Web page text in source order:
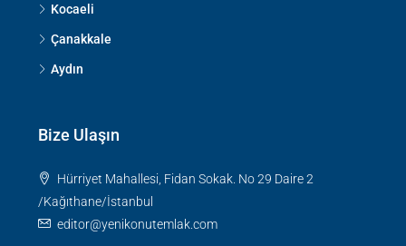
Kocaeli
Çanakkale
Aydın
Bize Ulaşın
Hürriyet Mahallesi, Fidan Sokak. No 29 Daire 2
/Kağıthane/İstanbul
editor@yenikonutemlak.com